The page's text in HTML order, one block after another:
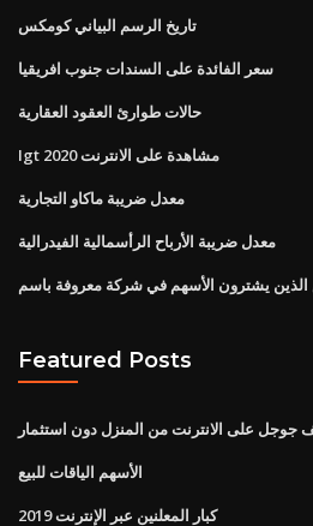
تاريخ الرسم البياني كومكس
سعر الفائدة على السندات جنوب افريقيا
حالات طوارئ العقود العقارية
Igt 2020 مشاهدة على الانترنت
معدل ضريبة ماكاو التجارية
معدل ضريبة الأرباح الرأسمالية الفيدرالية
الذين يشترون الأسهم في شركة معروفة باسم
Featured Posts
جوجل على الانترنت من المنزل دون استثمار
الأسهم الياقات للبيع
كبار المعلنين عبر الإنترنت 2019